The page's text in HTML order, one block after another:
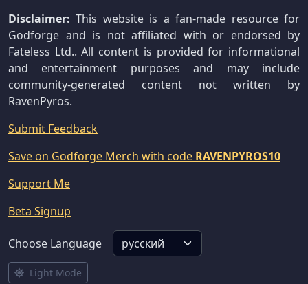
Disclaimer: This website is a fan-made resource for
Godforge and is not affiliated with or endorsed by
Fateless Ltd.. All content is provided for informational
and entertainment purposes and may include
community-generated content not written by
RavenPyros.
Submit Feedback
Save on Godforge Merch with code RAVENPYROS10
Support Me
Beta Signup
Choose Language
Light Mode